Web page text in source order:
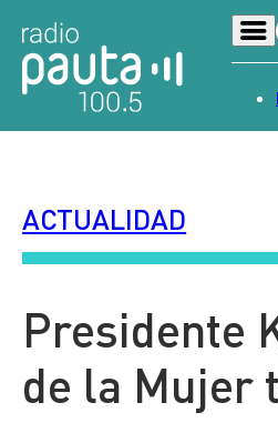
ACTUALIDAD
Presidente
de la Mujer